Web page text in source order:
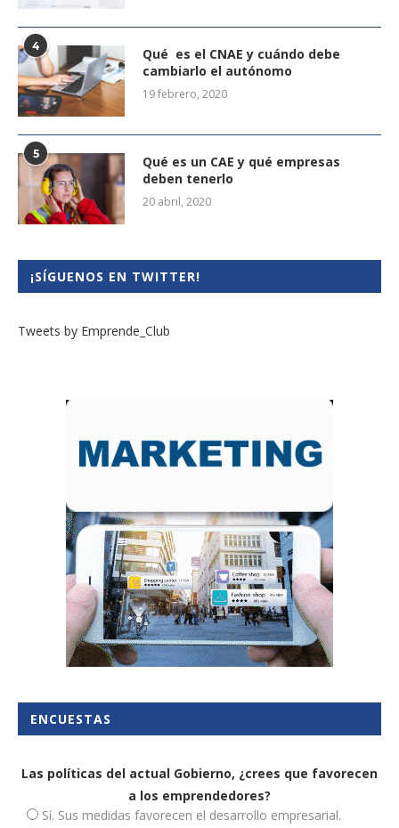
4
Qué es el CNAE y cuándo debe
cambiarlo el autónomo
19 febrero, 2020
5
Qué es un CAE y qué empresas
deben tenerlo
20 abril, 2020
¡SÍGUENOS EN TWITTER!
Tweets by Emprende_Club
ENCUESTAS
Las políticas del actual Gobierno, ¿crees que favorecen
a los emprendedores?
Sí. Sus medidas favorecen el desarrollo empresarial.